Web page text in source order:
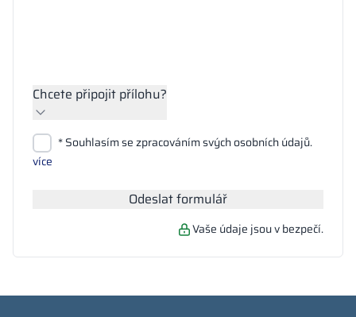
Chcete připojit přílohu?
Přiložit soubory
* Souhlasím se zpracováním svých osobních údajů.
více
Odeslat formulář
Vaše údaje jsou v bezpečí.